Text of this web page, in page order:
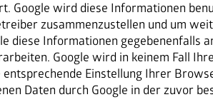
Google wird diese Informationen
zusammenzustellen und um
diese Informationen gegebenenfalls
Google wird in keinem Fall
entsprechende Einstellung Ihrer
Daten durch Google in der zuvor